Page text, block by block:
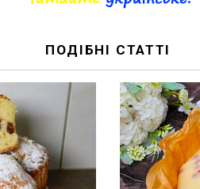
ПОДІБНІ СТАТТІ